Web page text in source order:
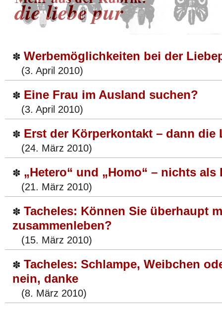
die liebe pur
✽ Werbemöglichkeiten bei der
(3. April 2010)
✽ Eine Frau im Ausland suchen?
(3. April 2010)
✽ Erst der Körperkontakt – dann die
(24. März 2010)
✽ „Hetero“ und „Homo“ – nichts als
(21. März 2010)
✽ Tacheles: Können Sie überhaupt
zusammenleben?
(15. März 2010)
✽ Tacheles: Schlampe, Weibchen
nein, danke
(8. März 2010)